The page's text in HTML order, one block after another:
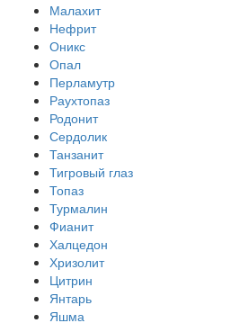
Малахит
Нефрит
Оникс
Опал
Перламутр
Раухтопаз
Родонит
Сердолик
Танзанит
Тигровый глаз
Топаз
Турмалин
Фианит
Халцедон
Хризолит
Цитрин
Янтарь
Яшма